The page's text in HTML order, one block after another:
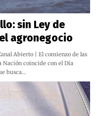
sin Ley de
agronegocio
Abierto | El comienzo de las
Nación coincide con el Día
busca…